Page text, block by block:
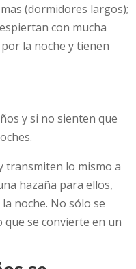
(dormidores largos);
con mucha
la noche y tienen
y si no sienten que
transmiten lo mismo a
hazaña para ellos,
noche. No sólo se
se convierte en un